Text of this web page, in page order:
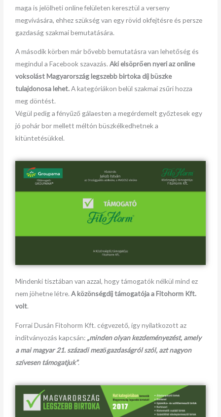
maga is jelölheti online felületen keresztül a verseny
megvívására, ehhez szükség van egy rövid okfejtésre és persze
gazdaság szakmai bemutatására.
A második körben már bővebb bemutatásra van lehetőség és
megindul a Facebook szavazás.Aki elsöprően nyeri az online
voksolást Magyarország legszebb birtoka díj büszke
tulajdonosa lehet.A kategóriákon belül szakmai zsűri hozza
meg döntést.
Végül pedig a fényűző gálaesten a megérdemelt győztesek egy
jó pohár bor mellett méltón büszkélkedhetnek a
kitüntetésükkel.
Mindenki tisztában van azzal, hogy támogatók nélkül mind ez
nem jöhetne létre.A közönségdíj támogatója a Fitohorm Kft.
volt.
Forrai Dusán Fitohorm Kft. cégvezető, így nyilatkozott az
indítványozás kapcsán: „minden olyan kezdeményezést, amely
a mai magyar 21. századi mezőgazdaságról szól, azt nagyon
szívesen támogatjuk”.